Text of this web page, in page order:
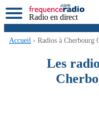
Radio en direct
Accueil › Radios à Cherbourg
Les